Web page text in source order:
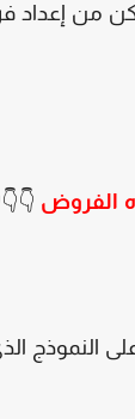
من
الفروض